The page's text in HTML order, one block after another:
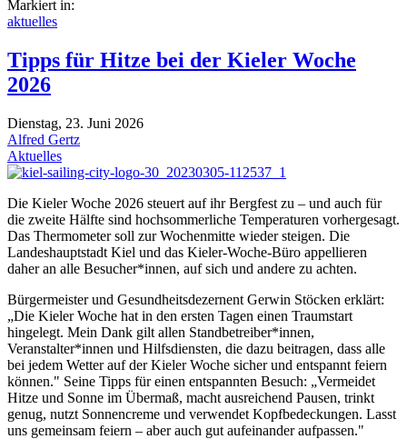
Markiert in:
aktuelles
Tipps für Hitze bei der Kieler Woche
2026
Dienstag, 23. Juni 2026
Alfred Gertz
Aktuelles
Die Kieler Woche 2026 steuert auf ihr Bergfest zu – und auch für
die zweite Hälfte sind hochsommerliche Temperaturen vorhergesagt.
Das Thermometer soll zur Wochenmitte wieder steigen. Die
Landeshauptstadt Kiel und das Kieler-Woche-Büro appellieren
daher an alle Besucher*innen, auf sich und andere zu achten.
Bürgermeister und Gesundheitsdezernent Gerwin Stöcken erklärt:
„Die Kieler Woche hat in den ersten Tagen einen Traumstart
hingelegt. Mein Dank gilt allen Standbetreiber*innen,
Veranstalter*innen und Hilfsdiensten, die dazu beitragen, dass alle
bei jedem Wetter auf der Kieler Woche sicher und entspannt feiern
können." Seine Tipps für einen entspannten Besuch: „Vermeidet
Hitze und Sonne im Übermaß, macht ausreichend Pausen, trinkt
genug, nutzt Sonnencreme und verwendet Kopfbedeckungen. Lasst
uns gemeinsam feiern – aber auch gut aufeinander aufpassen."